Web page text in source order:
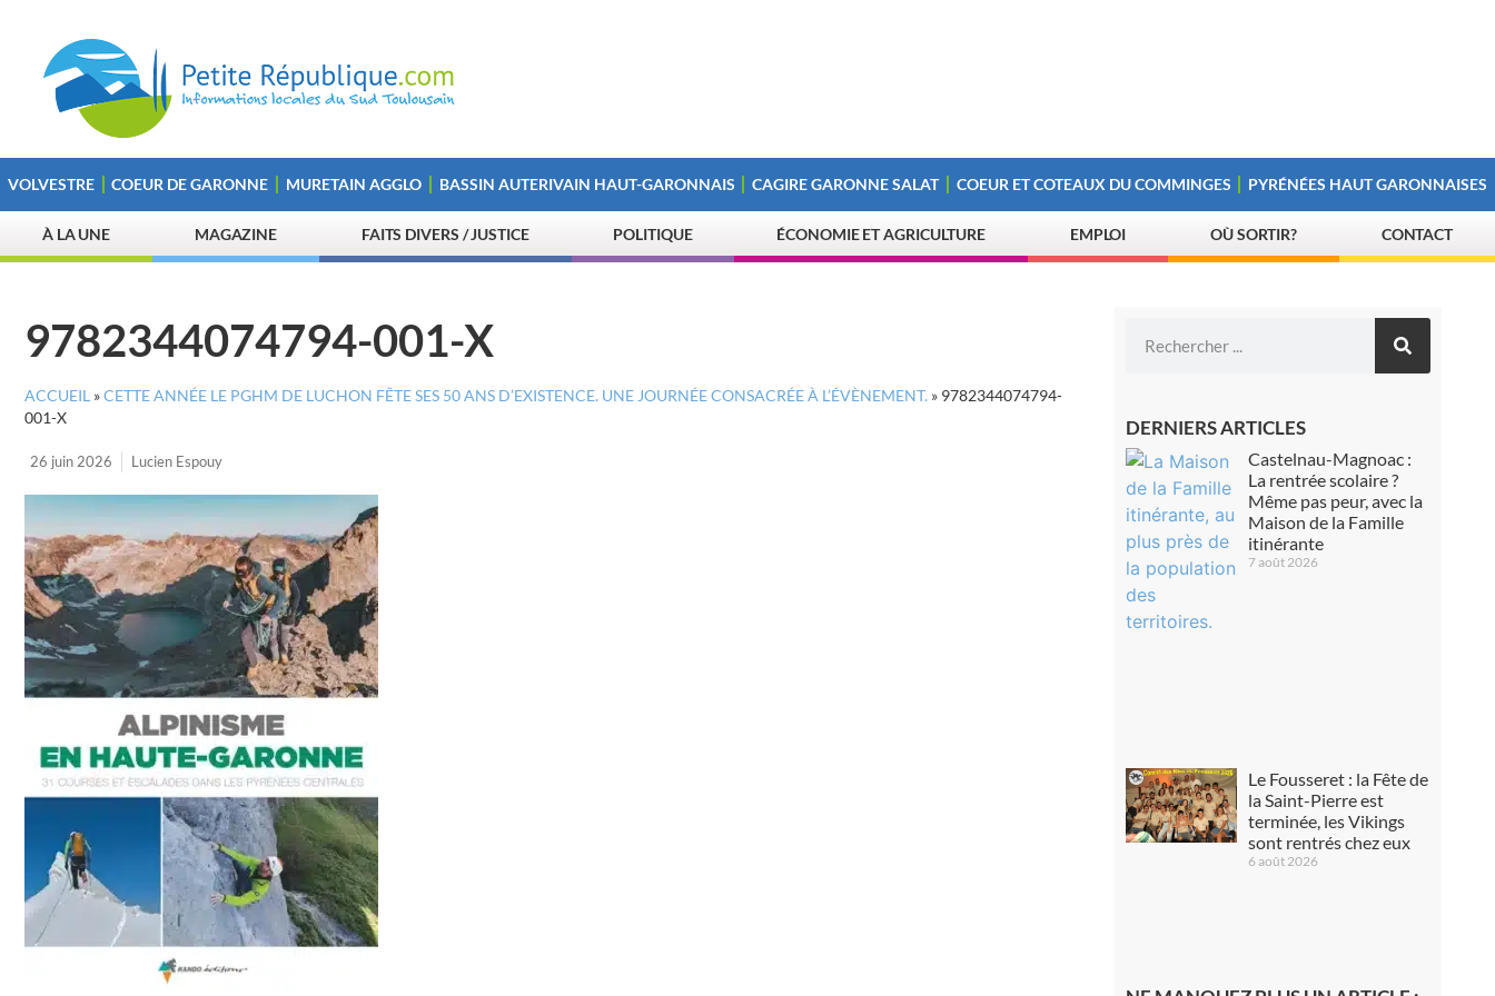
VOLVESTRE COEUR DE GARONNE MURETAIN AGGLO BASSIN AUTERIVAIN HAUT-GARONNAIS CAGIRE GARONNE SALAT COEUR ET COTEAUX DU COMMINGES PYRÉNÉES HAUT GARONNAISES
À LA UNE MAGAZINE FAITS DIVERS / JUSTICE POLITIQUE ÉCONOMIE ET AGRICULTURE EMPLOI OÙ SORTIR? CONTACT
9782344074794-001-X
ACCUEIL »CETTE ANNÉE LE PGHM DE LUCHON FÊTE SES 50 ANS D’EXISTENCE. UNE JOURNÉE CONSACRÉE À L’ÉVÈNEMENT. » 9782344074794-
001-X
26 juin 2026 Lucien Espouy
DERNIERS ARTICLES
Castelnau-Magnoac :
La rentrée scolaire ?
Même pas peur, avec la
Maison de la Famille
itinérante
7 août 2026
Le Fousseret : la Fête de
la Saint-Pierre est
terminée, les Vikings
sont rentrés chez eux
6 août 2026